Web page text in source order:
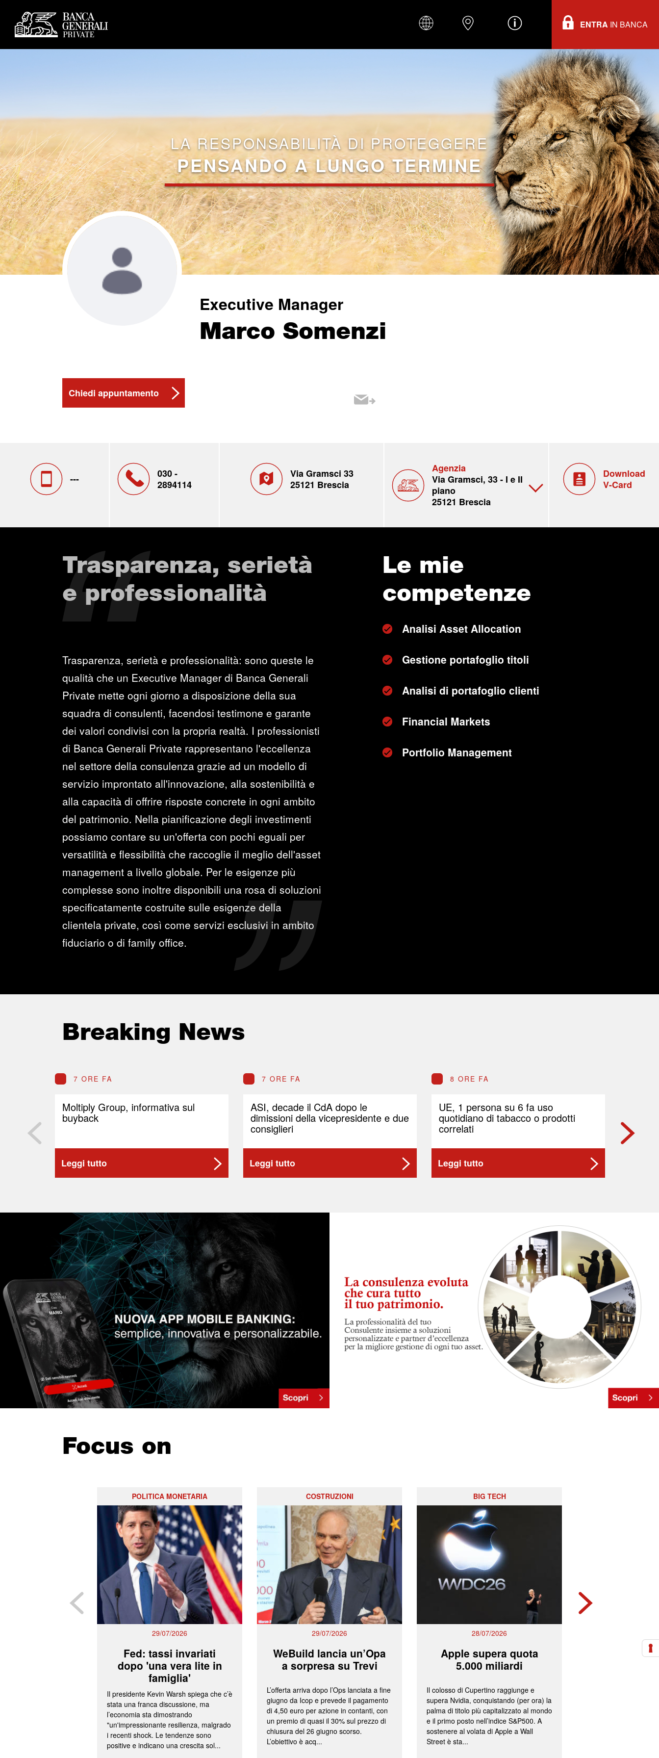
ENTRA IN BANCA
LA RESPONSABILITÀ DI PROTEGGERE
PENSANDO A LUNGO TERMINE
Executive Manager
Marco Somenzi
Chiedi appuntamento
---
030 -
2894114
Via Gramsci 33
25121 Brescia
Agenzia
Via Gramsci, 33 - I e II
piano
25121 Brescia
Download
V-Card
Trasparenza, serietà
e professionalità
Trasparenza, serietà e professionalità: sono queste le
qualità che un Executive Manager di Banca Generali
Private mette ogni giorno a disposizione della sua
squadra di consulenti, facendosi testimone e garante
dei valori condivisi con la propria realtà. I professionisti
di Banca Generali Private rappresentano l'eccellenza
nel settore della consulenza grazie ad un modello di
servizio improntato all'innovazione, alla sostenibilità e
alla capacità di offrire risposte concrete in ogni ambito
del patrimonio. Nella pianificazione degli investimenti
possiamo contare su un'offerta con pochi eguali per
versatilità e flessibilità che raccoglie il meglio dell'asset
management a livello globale. Per le esigenze più
complesse sono inoltre disponibili una rosa di soluzioni
specificatamente costruite sulle esigenze della
clientela private, così come servizi esclusivi in ambito
fiduciario o di family office.
Le mie
competenze
Analisi Asset Allocation
Gestione portafoglio titoli
Analisi di portafoglio clienti
Financial Markets
Portfolio Management
Breaking News
7 ORE FA
Moltiply Group, informativa sul
buyback
Leggi tutto
7 ORE FA
ASI, decade il CdA dopo le
dimissioni della vicepresidente e due
consiglieri
Leggi tutto
8 ORE FA
UE, 1 persona su 6 fa uso
quotidiano di tabacco o prodotti
correlati
Leggi tutto
Focus on
POLITICA MONETARIA
29/07/2026
Fed: tassi invariati
dopo 'una vera lite in
famiglia'
Il presidente Kevin Warsh spiega che c’è
stata una franca discussione, ma
l’economia sta dimostrando
"un'impressionante resilienza, malgrado
i recenti shock. Le tendenze sono
positive e indicano una crescita sol...
COSTRUZIONI
29/07/2026
WeBuild lancia un’Opa
a sorpresa su Trevi
L’offerta arriva dopo l’Ops lanciata a fine
giugno da Icop e prevede il pagamento
di 4,50 euro per azione in contanti, con
un premio di quasi il 30% sul prezzo di
chiusura del 26 giugno scorso.
L’obiettivo è acq...
BIG TECH
28/07/2026
Apple supera quota
5.000 miliardi
Il colosso di Cupertino raggiunge e
supera Nvidia, conquistando (per ora) la
palma di titolo più capitalizzato al mondo
e il primo posto nell’indice S&P500. A
sostenere al volata di Apple a Wall
Street è sta...
Mps e